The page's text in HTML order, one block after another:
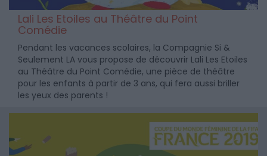
Lali Les Etoiles au Théâtre du Point
Comédie
Pendant les vacances scolaires, la Compagnie Si &
Seulement LA vous propose de découvrir Lali Les Etoiles
au Théâtre du Point Comédie, une pièce de théâtre
pour les enfants à partir de 3 ans, qui fera aussi briller
les yeux des parents !